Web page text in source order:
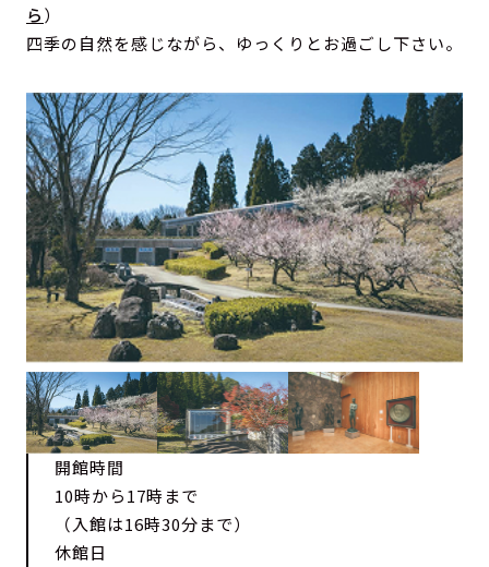
ら）
四季の自然を感じながら、ゆっくりとお過ごし下さい。
開館時間
10時から17時まで
（入館は16時30分まで）
休館日